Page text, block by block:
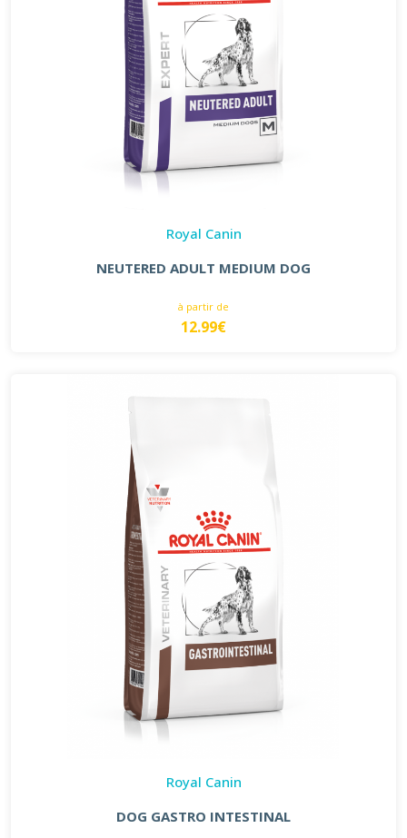
Royal Canin
NEUTERED ADULT MEDIUM DOG
à partir de
12.99€
Royal Canin
DOG GASTRO INTESTINAL